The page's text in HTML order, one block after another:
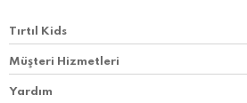
Tırtıl Kids
Müşteri Hizmetleri
Yardım